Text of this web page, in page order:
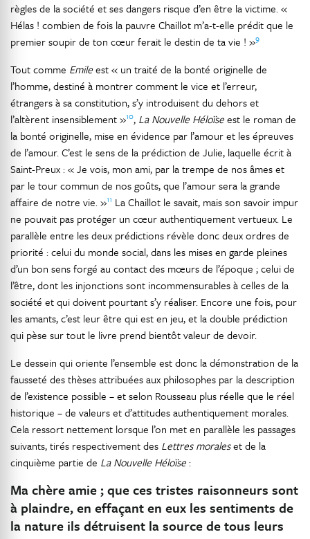
règles de la société et ses dangers risque d’en être la victime. «
Hélas ! combien de fois la pauvre Chaillot m’a-t-elle prédit que le
premier soupir de ton cœur ferait le destin de ta vie ! »9
Tout comme Emileest « un traité de la bonté originelle de
l’homme, destiné à montrer comment le vice et l’erreur,
étrangers à sa constitution, s’y introduisent du dehors et
l’altèrent insensiblement »10, La Nouvelle Héloïseest le roman de
la bonté originelle, mise en évidence par l’amour et les épreuves
de l’amour. C’est le sens de la prédiction de Julie, laquelle écrit à
Saint-Preux : « Je vois, mon ami, par la trempe de nos âmes et
par le tour commun de nos goûts, que l’amour sera la grande
affaire de notre vie. »11 La Chaillot le savait, mais son savoir impur
ne pouvait pas protéger un cœur authentiquement vertueux. Le
parallèle entre les deux prédictions révèle donc deux ordres de
priorité : celui du monde social, dans les mises en garde pleines
d’un bon sens forgé au contact des mœurs de l’époque ; celui de
l’être, dont les injonctions sont incommensurables à celles de la
société et qui doivent pourtant s’y réaliser. Encore une fois, pour
les amants, c’est leur être qui est en jeu, et la double prédiction
qui pèse sur tout le livre prend bientôt valeur de devoir.
Le dessein qui oriente l’ensemble est donc la démonstration de la
fausseté des thèses attribuées aux philosophes par la description
de l’existence possible – et selon Rousseau plus réelle que le réel
historique – de valeurs et d’attitudes authentiquement morales.
Cela ressort nettement lorsque l’on met en parallèle les passages
suivants, tirés respectivement des Lettres moraleset de la
cinquième partie de La Nouvelle Héloïse:
Ma chère amie ; que ces tristes raisonneurs sont
à plaindre, en effaçant en eux les sentiments de
la nature ils détruisent la source de tous leurs